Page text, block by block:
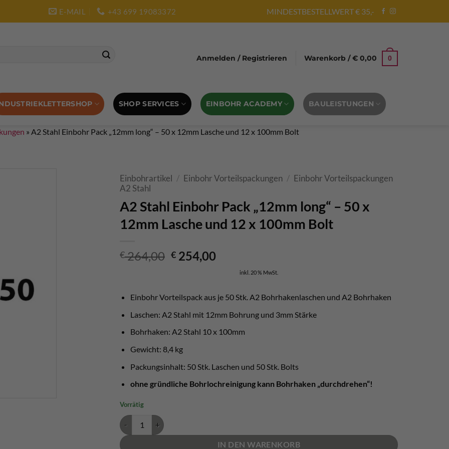
E-MAIL +43 699 19083372 MINDESTBESTELLWERT € 35,-
Anmelden / Registrieren Warenkorb /€ 0,00 0
SHOP SERVICES EINBOHR ACADEMY BAULEISTUNGEN
» A2 Stahl Einbohr Pack „12mm long“ – 50 x 12mm Lasche und 12 x 100mm Bolt
Einbohrartikel / Einbohr Vorteilspackungen / Einbohr Vorteilspackungen
A2 Stahl
A2 Stahl Einbohr Pack „12mm long“ – 50 x
12mm Lasche und 12 x 100mm Bolt
€264,00 Ursprünglicher
€ 264,00
€ 254,00Aktueller
Preis
€ 254,00.
inkl. 20 % MwSt.
Einbohr Vorteilspack aus je 50 Stk. A2 Bohrhakenlaschen und A2 Bohrhaken
Laschen: A2 Stahl mit 12mm Bohrung und 3mm Stärke
Bohrhaken: A2 Stahl 10 x 100mm
Gewicht: 8,4 kg
Packungsinhalt: 50 Stk. Laschen und 50 Stk. Bolts
ohne gründliche Bohrlochreinigung kann Bohrhaken „durchdrehen“!
Vorrätig
A2 Stahl Einbohr Pack "12mm long" - 50 x 12mm Lasche und 12 x 100mm Bolt Menge
IN DEN WARENKORB